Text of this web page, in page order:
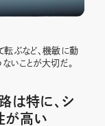
転ぶなど、機敏に動
ないことが大切だ。
は特に、シ
が高い